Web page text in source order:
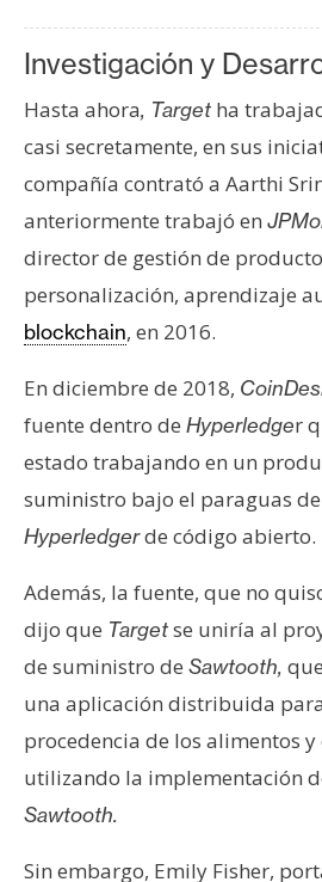
Investigación y
Hasta ahora, Target ha
casi secretamente, en sus
compañía contrató a Aarthi
anteriormente trabajó en
director de gestión de
personalización, aprendizaje
blockchain, en 2016.
En diciembre de 2018,
fuente dentro de Hyperledger
estado trabajando en un
suministro bajo el paraguas
Hyperledgerde código abierto.
Además, la fuente, que no
dijo que Targetse uniría al
de suministro de Sawtooth,
una aplicación distribuida
procedencia de los alimentos
utilizando la implementación
Sawtooth.
Sin embargo, Emily Fisher,